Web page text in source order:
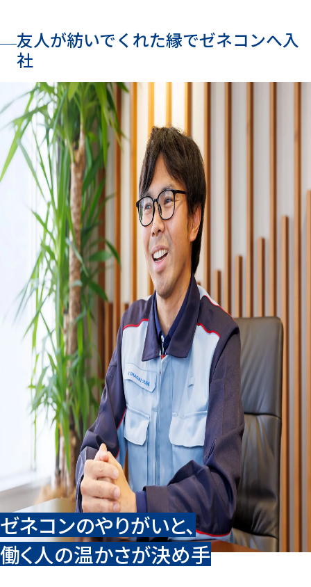
友人が紡いでくれた縁でゼネコンへ入
社
ゼネコンのやりがいと、
働く人の温かさが決め手